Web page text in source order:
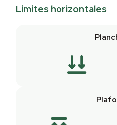
Limites horizontales